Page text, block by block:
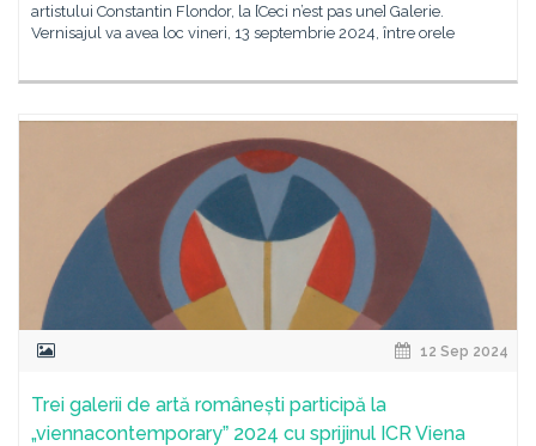
artistului Constantin Flondor, la [Ceci n’est pas une] Galerie.
Vernisajul va avea loc vineri, 13 septembrie 2024, între orele
12 Sep 2024
Trei galerii de artă românești participă la
„viennacontemporaryˮ 2024 cu sprijinul ICR Viena